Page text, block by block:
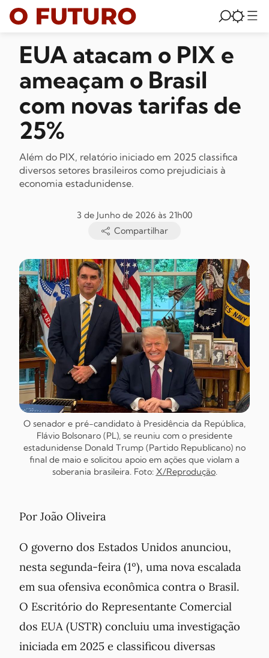
EUA atacam o PIX e
ameaçam o Brasil
com novas tarifas de
25%
Além do PIX, relatório iniciado em 2025 classifica
diversos setores brasileiros como prejudiciais à
economia estadunidense.
3 de Junho de 2026 às 21h00
Compartilhar
O senador e pré-candidato à Presidência da República,
Flávio Bolsonaro (PL), se reuniu com o presidente
estadunidense Donald Trump (Partido Republicano) no
final de maio e solicitou apoio em ações que violam a
soberania brasileira. Foto: X/Reprodução.
Por João Oliveira
O governo dos Estados Unidos anunciou,
nesta segunda-feira (1º), uma nova escalada
em sua ofensiva econômica contra o Brasil.
O Escritório do Representante Comercial
dos EUA (USTR) concluiu uma investigação
iniciada em 2025 e classificou diversas